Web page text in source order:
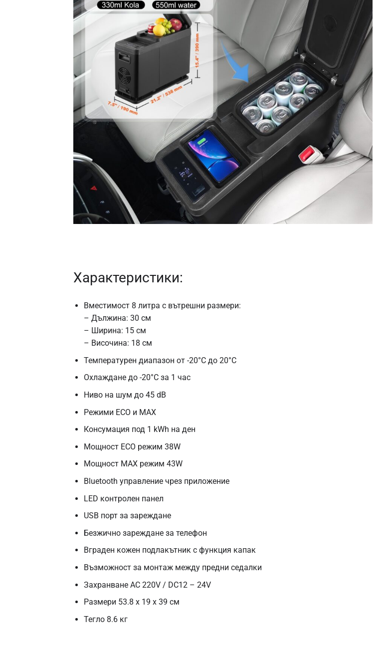
Характеристики:
Вместимост 8 литра с вътрешни размери:
– Дължина: 30 см
– Ширина: 15 см
– Височина: 18 см
Температурен диапазон от -20°C до 20°C
Охлаждане до -20°C за 1 час
Ниво на шум до 45 dB
Режими ECO и MAX
Консумация под 1 kWh на ден
Мощност ECO режим 38W
Мощност MAX режим 43W
Bluetooth управление чрез приложение
LED контролен панел
USB порт за зареждане
Безжично зареждане за телефон
Вграден кожен подлакътник с функция капак
Възможност за монтаж между предни седалки
Захранване AC 220V / DC12 – 24V
Размери 53.8 x 19 x 39 см
Тегло 8.6 кг